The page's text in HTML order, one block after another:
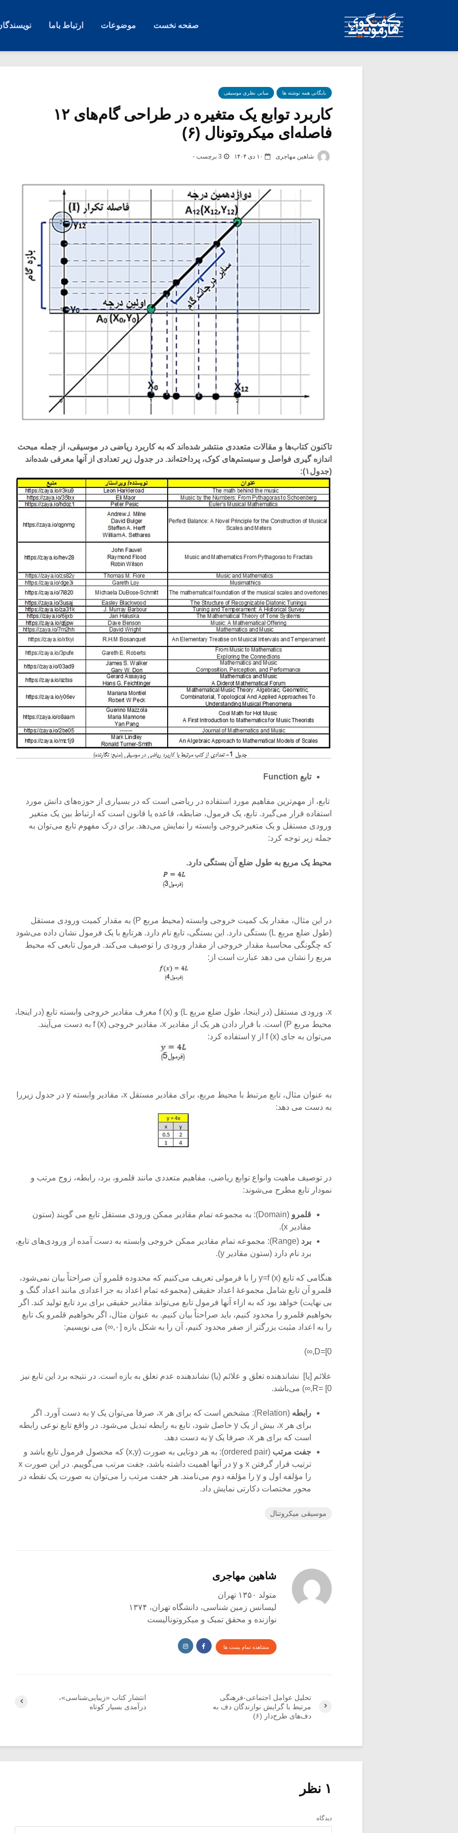
صفحه نخست موضوعات ارتباط باما
بایگانی همه نوشته ها مبانی نظری موسیقی
کاربرد توابع یک متغیره در طراحی گام‌های ۱۲
فاصله‌ای میکروتونال (۶)
شاهین مهاجری ۱۰ دی ۱۴۰۴ 3 برچسب -
تاکنون کتاب‌ها و مقالات متعددی منتشر شده‌اند که به کاربرد ریاضی در موسیقی، از جمله مبحث
اندازه گیری فواصل و سیستم‌های کوک، پرداخته‌اند. در جدول زیر تعدادی از آنها معرفی شده‌اند
(جدول۱):
تابع Function
تابع، از مهم‌‌ترین مفاهیم مورد استفاده در ریاضی است که در بسیاری از حوزه‌‌های دانش مورد
استفاده قرار می‌گیرد. تابع، یک فرمول، ضابطه، قاعده یا قانون است که ارتباط بین یک متغیر
ورودی مستقل و یک متغیرخروجی وابسته را نمایش می‌دهد. برای درک مفهوم تابع می‌توان به
جمله زیر توجه کرد:
محیط یک مربع به طول ضلع آن بستگی دارد.
در این مثال، مقدار یک کمیت خروجی وابسته (محیط مربع P) به مقدار کمیت ورودی مستقل
(طول ضلع مربع L) بستگی دارد. این بستگی، تابع نام دارد. هرتابع با یک فرمول نشان داده می‌شود
که چگونگی محاسبۀ مقدار خروجی از مقدار ورودی را توصیف می‌کند. فرمول تابعی که محیط
مربع را نشان می دهد عبارت است از:
x، ورودی مستقل (در اینجا، طول ضلع مربع L) و f (x) معرف مقادیر خروجی وابسته تابع (در اینجا،
محیط مربع P) است. با قرار دادن هر یک از مقادیر x، مقادیر خروجی f (x) به دست می‌آیند.
می‌توان به جای f (x) از y استفاده کرد:
به عنوان مثال، تابع مرتبط با محیط مربع، برای مقادیر مستقل x، مقادیر وابسته y در جدول زیررا
به دست می دهد:
در توصیف ماهیت وانواع توابع ریاضی، مفاهیم متعددی مانند قلمرو، برد، رابطه، زوج مرتب و
نمودار تابع مطرح می‌شوند:
قلمرو
(Domain): به مجموعه تمام مقادیر ممکن ورودی مستقل تابع می گویند (ستون
مقادیر x).
برد
(Range): مجموعه تمام مقادیر ممکن خروجی وابسته به دست آمده از ورودی‌‌های تابع،
برد نام دارد (ستون مقادیر y).
هنگامی که تابع y=f (x) را با فرمولی تعریف می‌کنیم که محدوده قلمرو آن صراحتاً بیان نمی‌شود،
قلمرو آن تابع شامل مجموعۀ اعداد حقیقی (مجموعه تمام اعداد به جز اعدادی مانند اعداد گنگ و
بی نهایت) خواهد بود که به ازاء آنها فرمول تابع می‌تواند مقادیر حقیقی برای برد تابع تولید کند. اگر
بخواهیم قلمرو را محدود کنیم، باید صراحتاً بیان کنیم. به عنوان مثال، اگر بخواهیم قلمرو یک تابع
را به اعداد مثبت بزرگتر از صفر محدود کنیم، آن را به شکل بازه [۰,∞) می نویسیم:
D=[0,∞)
علائم [یا] نشاندهنده تعلق و علائم (یا) نشاندهنده عدم تعلق به بازه است. در نتیجه برد این تابع نیز
R= [0,∞) می‌باشد.
رابطه
(Relation): مشخص است که برای هر x، صرفا می‌توان یک y به دست آورد. اگر
برای هر x، بیش از یک y حاصل شود، تابع به رابطه تبدیل می‌شود. در واقع تابع نوعی رابطه
است که برای هر x، صرفا یک y به دست دهد.
جفت مرتب
(ordered pair): به هر دوتایی به صورت (x,y) که محصول فرمول تابع باشد و
ترتیب قرار گرفتن x و y در آنها اهمیت داشته باشد، جفت مرتب می‌گوییم. در این صورت x
را مؤلفه اول و y را مؤلفه دوم می‌نامند. هر جفت مرتب را می‌توان به صورت یک نقطه در
محور مختصات دکارتی نمایش داد.
موسیقی میکروتنال
شاهین مهاجری
متولد ۱۳۵۰ تهران
لیسانس زمین شناسی، دانشگاه تهران، ۱۳۷۴
نوازنده و محقق تمبک و میکروتونالیست
مشاهده تمام پست ها
‎انتشار کتاب «زیبایی‌شناسی»،
درآمدی بسیار کوتاه
تحلیل عوامل اجتماعی-فرهنگی
مرتبط با گرایش نوازندگان دف به
دف‌های طرح‌دار (۶)
۱ نظر
دیدگاه